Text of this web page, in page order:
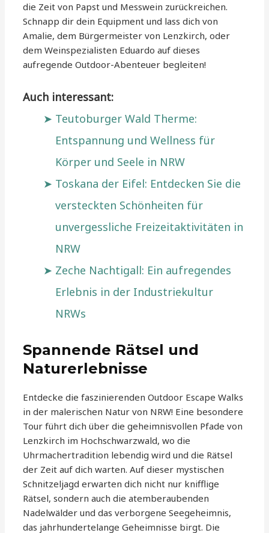
die Zeit von Papst und Messwein zurückreichen.
Schnapp dir dein Equipment und lass dich von
Amalie, dem Bürgermeister von Lenzkirch, oder
dem Weinspezialisten Eduardo auf dieses
aufregende Outdoor-Abenteuer begleiten!
Auch interessant:
Teutoburger Wald Therme:
Entspannung und Wellness für
Körper und Seele in NRW
Toskana der Eifel: Entdecken Sie die
versteckten Schönheiten für
unvergessliche Freizeitaktivitäten in
NRW
Zeche Nachtigall: Ein aufregendes
Erlebnis in der Industriekultur
NRWs
Spannende Rätsel und
Naturerlebnisse
Entdecke die faszinierenden Outdoor Escape Walks
in der malerischen Natur von NRW! Eine besondere
Tour führt dich über die geheimnisvollen Pfade von
Lenzkirch im Hochschwarzwald, wo die
Uhrmachertradition lebendig wird und die Rätsel
der Zeit auf dich warten. Auf dieser mystischen
Schnitzeljagd erwarten dich nicht nur knifflige
Rätsel, sondern auch die atemberaubenden
Nadelwälder und das verborgene Seegeheimnis,
das jahrhundertelange Geheimnisse birgt. Die